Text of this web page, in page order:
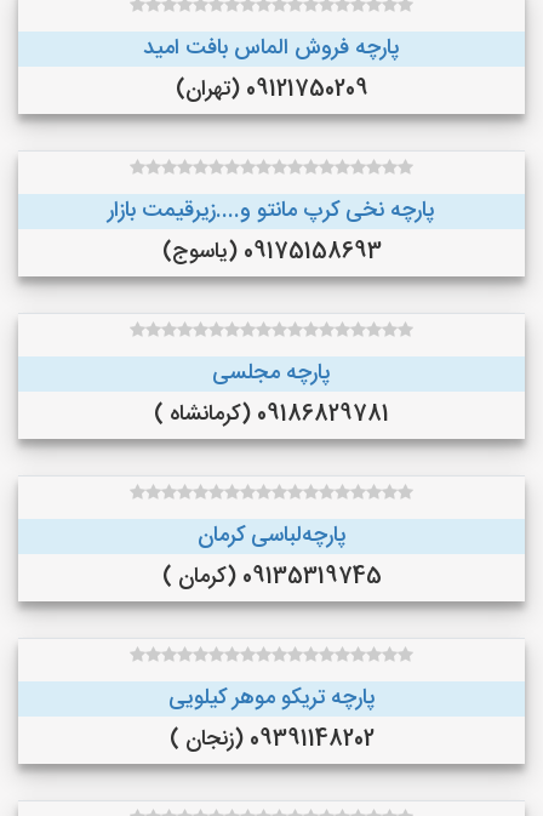
پارچه فروش الماس بافت امید
09121750209 (تهران)
پارچه نخی کرپ مانتو و....زیرقیمت بازار
09175158693 (یاسوج)
پارچه مجلسی
09186829781 (کرمانشاه )
پارچه‌لباسی کرمان
09135319745 (کرمان )
پارچه تریکو موهر کیلویی
09391148202 (زنجان )